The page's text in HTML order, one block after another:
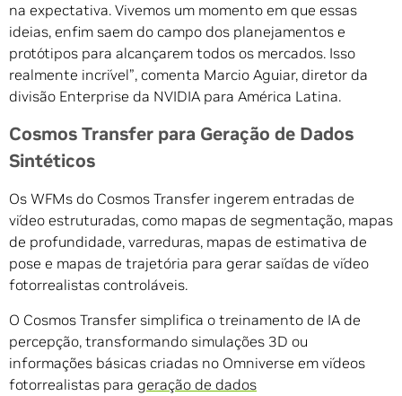
na expectativa. Vivemos um momento em que essas
ideias, enfim saem do campo dos planejamentos e
protótipos para alcançarem todos os mercados. Isso
realmente incrível”, comenta Marcio Aguiar, diretor da
divisão Enterprise da NVIDIA para América Latina.
Cosmos Transfer para Geração de Dados
Sintéticos
Os WFMs do Cosmos Transfer ingerem entradas de
vídeo estruturadas, como mapas de segmentação, mapas
de profundidade, varreduras, mapas de estimativa de
pose e mapas de trajetória para gerar saídas de vídeo
fotorrealistas controláveis.
O Cosmos Transfer simplifica o treinamento de IA de
percepção, transformando simulações 3D ou
informações básicas criadas no Omniverse em vídeos
fotorrealistas para geração de dados